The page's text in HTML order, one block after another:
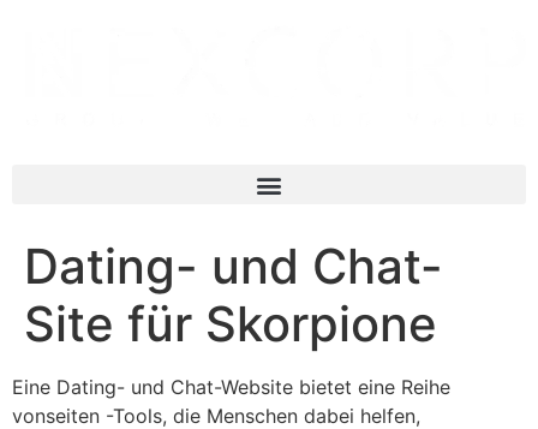
Dating- und Chat-
Site für Skorpione
Eine Dating- und Chat-Website bietet eine Reihe
vonseiten -Tools, die Menschen dabei helfen,